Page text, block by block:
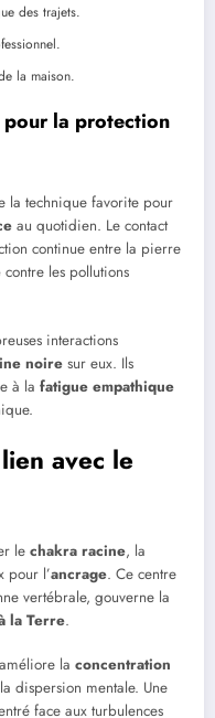
des trajets.
la maison.
la protection
la technique favorite pour
au quotidien. Le contact
continue entre la pierre
contre les pollutions
interactions
noire sur eux. Ils
à la fatigue empathique
avec le
le chakra racine, la
pour l’ancrage. Ce centre
vertébrale, gouverne la
la Terre.
la concentration
dispersion mentale. Une
face aux turbulences